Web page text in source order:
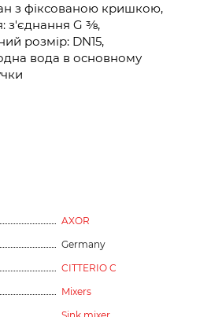
з фіксованою кришкою,
з'єднання G ⅜,
розмір: DN15,
вода в основному
AXOR
Germany
CITTERIO C
Mixers